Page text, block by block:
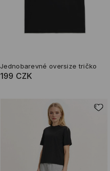
Jednobarevné oversize tričko
199 CZK